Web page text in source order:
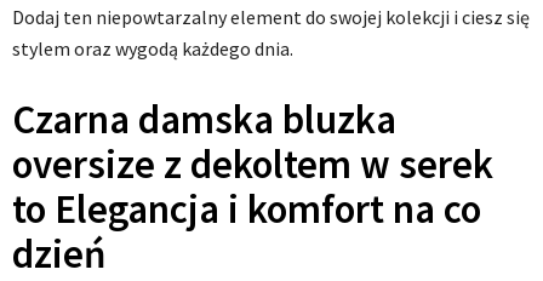
Dodaj ten niepowtarzalny element do swojej kolekcji i ciesz się
stylem oraz wygodą każdego dnia.
Czarna damska bluzka
oversize z dekoltem w serek
to Elegancja i komfort na co
dzień